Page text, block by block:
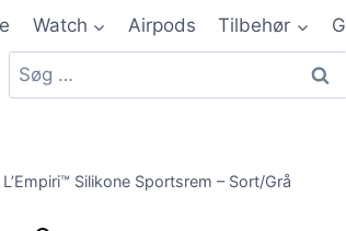
Watch Airpods Tilbehør
Silikone Sportsrem – Sort/Grå